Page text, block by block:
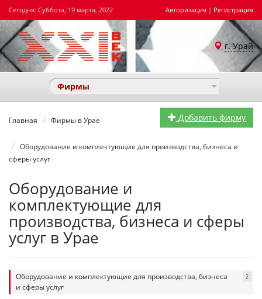
Сегодня: Суббота, 19 марта, 2022 Авторизация | Регистрация
г. Урай
Фирмы
Добавить фирму
Главная Фирмы в Урае
Оборудование и комплектующие для производства, бизнеса и
сферы услуг
Оборудование и
комплектующие для
производства, бизнеса и сферы
услуг в Урае
Оборудование и комплектующие для производства, бизнеса
и сферы услуг
2